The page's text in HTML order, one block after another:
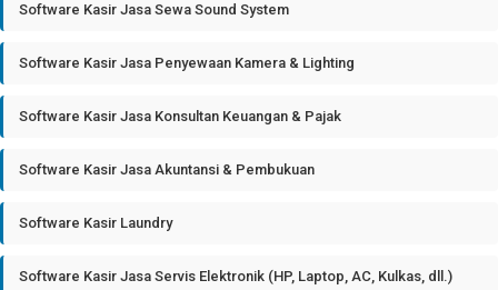
Software Kasir Jasa Sewa Sound System
Software Kasir Jasa Penyewaan Kamera & Lighting
Software Kasir Jasa Konsultan Keuangan & Pajak
Software Kasir Jasa Akuntansi & Pembukuan
Software Kasir Laundry
Software Kasir Jasa Servis Elektronik (HP, Laptop, AC, Kulkas, dll.)